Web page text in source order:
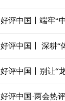
好评中国丨端牢“
好评中国丨 深耕“
好评中国丨别让“
好评中国·两会热